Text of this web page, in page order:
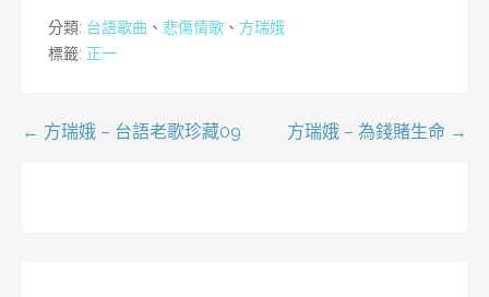
分類: 台語歌曲 、 悲傷情歌 、 方瑞娥
標籤: 正一
文← 方瑞娥 – 台語老歌珍藏09 方瑞娥 – 為錢賭生命 →